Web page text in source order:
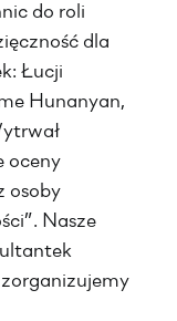
do roli
dla
Łucji
Hunanyan,
oceny
osoby
Nasze